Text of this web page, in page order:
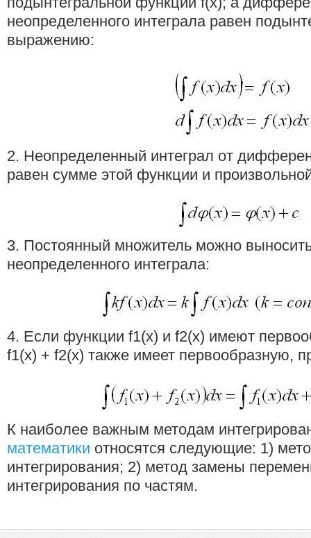
неопределенного интеграла равен
выражению:
2. Неопределенный интеграл от
равен сумме этой функции и
3. Постоянный множитель можно
неопределенного интеграла:
4. Если функции f1(x) и f2(x) имеют
f1(x) + f2(x) также имеет первообразную,
К наиболее важным методам
математики относятся следующие: 1)
интегрирования; 2) метод замены
интегрирования по частям.